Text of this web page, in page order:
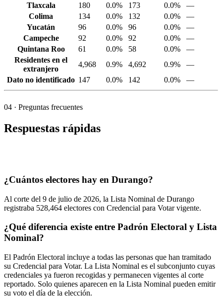
Tlaxcala 180 0.0% 173 0.0%
—
Colima
134 0.0% 132 0.0%
—
Yucatán
96 0.0% 96 0.0%
—
Campeche
92 0.0% 92 0.0%
—
Quintana Roo
61 0.0% 58 0.0%
—
Residentes en el
extranjero
4,968 0.9% 4,692 0.9%
—
Dato no identificado 147 0.0% 142 0.0% —
04 · Preguntas frecuentes
Respuestas rápidas
¿Cuántos electores hay en Durango?
Al corte del 9 de julio de 2026, la Lista Nominal de Durango
registraba 528,464 electores con Credencial para Votar vigente.
¿Qué diferencia existe entre Padrón Electoral y Lista
Nominal?
El Padrón Electoral incluye a todas las personas que han tramitado
su Credencial para Votar. La Lista Nominal es el subconjunto cuyas
credenciales ya fueron recogidas y permanecen vigentes al corte
reportado. Solo quienes aparecen en la Lista Nominal pueden emitir
su voto el día de la elección.